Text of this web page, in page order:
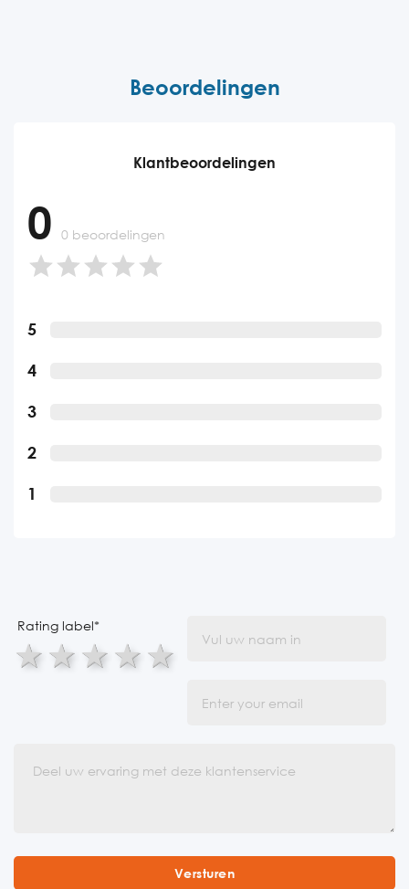
Beoordelingen
Klantbeoordelingen
5
4
3
2
1
0 0 beoordelingen
Rating label*
5 stars
4 stars
3 stars
2 stars
1 star